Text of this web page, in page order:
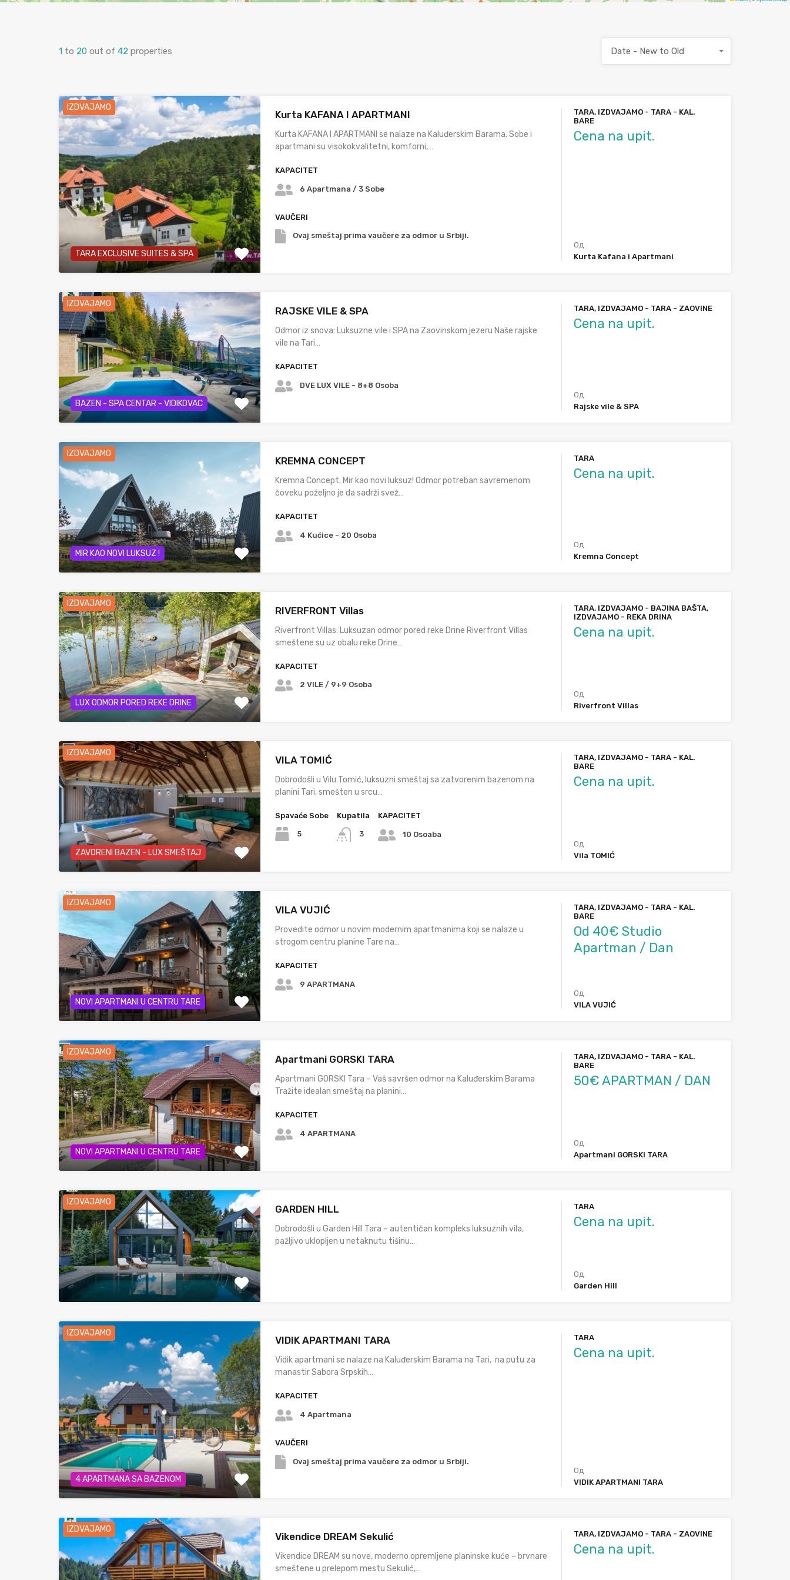
1 to 20 out of 42 properties Date - New to Old
IZDVAJAMO
TARA EXCLUSIVE SUITES & SPA
Kurta KAFANA I APARTMANI
Kurta KAFANA I APARTMANI se nalaze na Kaluđerskim Barama. Sobe i
apartmani su visokokvalitetni, komforni,…
KAPACITET
6 Apartmana / 3 Sobe
VAUČERI
Ovaj smeštaj prima vaučere za odmor u Srbiji.
TARA, IZDVAJAMO - TARA - KAL.
BARE
Cena na upit.
Од
Kurta Kafana i Apartmani
IZDVAJAMO
BAZEN - SPA CENTAR - VIDIKOVAC
RAJSKE VILE & SPA
Odmor iz snova: Luksuzne vile i SPA na Zaovinskom jezeru Naše rajske
vile na Tari…
KAPACITET
DVE LUX VILE - 8+8 Osoba
TARA, IZDVAJAMO - TARA - ZAOVINE
Cena na upit.
Од
Rajske vile & SPA
IZDVAJAMO
MIR KAO NOVI LUKSUZ !
KREMNA CONCEPT
Kremna Concept. Mir kao novi luksuz! Odmor potreban savremenom
čoveku poželjno je da sadrži svež…
KAPACITET
4 Kućice - 20 Osoba
TARA
Cena na upit.
Од
Kremna Concept
IZDVAJAMO
LUX ODMOR PORED REKE DRINE
RIVERFRONT Villas
Riverfront Villas: Luksuzan odmor pored reke Drine Riverfront Villas
smeštene su uz obalu reke Drine…
KAPACITET
2 VILE / 9+9 Osoba
TARA, IZDVAJAMO - BAJINA BAŠTA,
IZDVAJAMO - REKA DRINA
Cena na upit.
Од
Riverfront Villas
IZDVAJAMO
ZAVORENI BAZEN - LUX SMEŠTAJ
VILA TOMIĆ
Dobrodošli u Vilu Tomić, luksuzni smeštaj sa zatvorenim bazenom na
planini Tari, smešten u srcu…
Spavaće Sobe
5
Kupatila
3
KAPACITET
10 Osoaba
TARA, IZDVAJAMO - TARA - KAL.
BARE
Cena na upit.
Од
Vila TOMIĆ
IZDVAJAMO
NOVI APARTMANI U CENTRU TARE
VILA VUJIĆ
Provedite odmor u novim modernim apartmanima koji se nalaze u
strogom centru planine Tare na…
KAPACITET
9 APARTMANA
TARA, IZDVAJAMO - TARA - KAL.
BARE
Od 40€ Studio
Apartman / Dan
Од
VILA VUJIĆ
IZDVAJAMO
NOVI APARTMANI U CENTRU TARE
Apartmani GORSKI TARA
Apartmani GORSKI Tara – Vaš savršen odmor na Kaluđerskim Barama
Tražite idealan smeštaj na planini…
KAPACITET
4 APARTMANA
TARA, IZDVAJAMO - TARA - KAL.
BARE
50€ APARTMAN / DAN
Од
Apartmani GORSKI TARA
IZDVAJAMO
GARDEN HILL
Dobrodošli u Garden Hill Tara – autentičan kompleks luksuznih vila,
pažljivo uklopljen u netaknutu tišinu…
TARA
Cena na upit.
Од
Garden Hill
IZDVAJAMO
4 APARTMANA SA BAZENOM
VIDIK APARTMANI TARA
Vidik apartmani se nalaze na Kaluđerskim Barama na Tari, na putu za
manastir Sabora Srpskih…
KAPACITET
4 Apartmana
VAUČERI
Ovaj smeštaj prima vaučere za odmor u Srbiji.
TARA
Cena na upit.
Од
VIDIK APARTMANI TARA
IZDVAJAMO
Vikendice DREAM Sekulić
Vikendice DREAM su nove, moderno opremljene planinske kuće – brvnare
smeštene u prelepom mestu Sekulić,…
TARA, IZDVAJAMO - TARA - ZAOVINE
Cena na upit.